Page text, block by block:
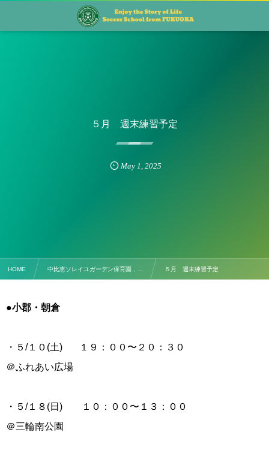
５月 週末練習予定
May 1 2025
HOME 中比恵ソレイユガーデン保育園 , … ５月 週末練習予定
●小郡・朝倉
・５/１０(土) １９：００〜２０：３０
＠ふれあい広場
・５/１８(日) １０：００〜１３：００
＠三輪南公園